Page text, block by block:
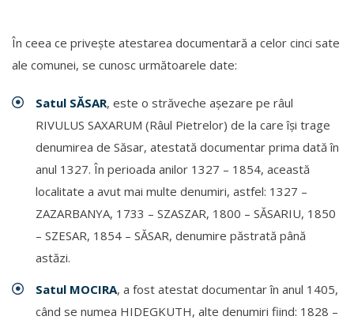
În ceea ce priveşte atestarea documentară a celor cinci sate
ale comunei, se cunosc următoarele date:
Satul SĂSAR, este o străveche aşezare pe râul
RIVULUS SAXARUM (Râul Pietrelor) de la care îşi trage
denumirea de Săsar, atestată documentar prima dată în
anul 1327. În perioada anilor 1327 – 1854, această
localitate a avut mai multe denumiri, astfel: 1327 –
ZAZARBANYA, 1733 – SZASZAR, 1800 – SĂSARIU, 1850
– SZESAR, 1854 – SĂSAR, denumire păstrată până
astăzi.
Satul MOCIRA, a fost atestat documentar în anul 1405,
când se numea HIDEGKUTH, alte denumiri fiind: 1828 –